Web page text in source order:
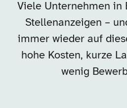
Viele Unternehmen in
Stellenanzeigen –
immer wieder auf
hohe Kosten, kurze
wenig